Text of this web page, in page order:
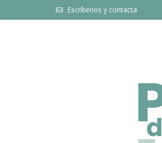
Escríbenos y contacta